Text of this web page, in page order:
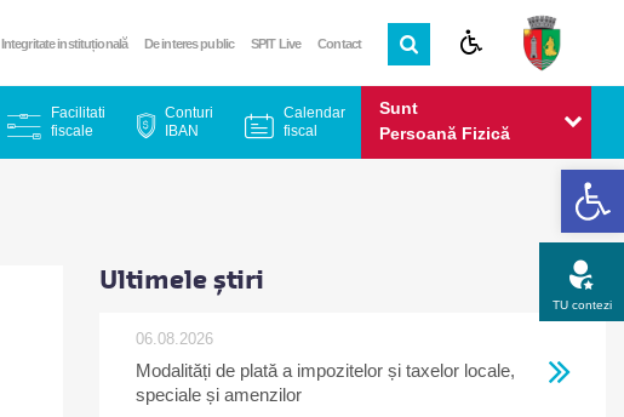
Integritate instituțională De interes public SPIT Live Contact
Sunt
Persoană Fizică
Facilitati
fiscale
Conturi
IBAN
Calendar
fiscal
Ultimele știri
06.08.2026
Modalități de plată a impozitelor și taxelor locale,
speciale și amenzilor
TU contezi
Opinia ta
Apel gratuit
Newsletter
Program